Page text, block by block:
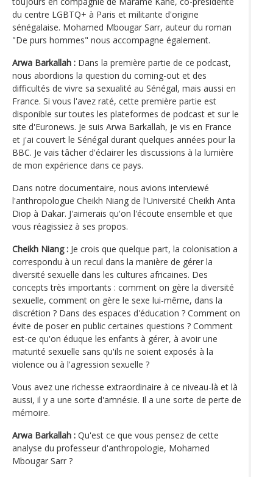
du centre LGBTQ+ à Paris et militante d'origine
sénégalaise. Mohamed Mbougar Sarr, auteur du roman
"De purs hommes" nous accompagne également.
Arwa Barkallah : Dans la première partie de ce podcast,
nous abordions la question du coming-out et des
difficultés de vivre sa sexualité au Sénégal, mais aussi en
France. Si vous l'avez raté, cette première partie est
disponible sur toutes les plateformes de podcast et sur le
site d'Euronews. Je suis Arwa Barkallah, je vis en France
et j'ai couvert le Sénégal durant quelques années pour la
BBC. Je vais tâcher d'éclairer les discussions à la lumière
de mon expérience dans ce pays.
Dans notre documentaire, nous avions interviewé
l'anthropologue Cheikh Niang de l'Université Cheikh Anta
Diop à Dakar. J'aimerais qu'on l'écoute ensemble et que
vous réagissiez à ses propos.
Cheikh Niang : Je crois que quelque part, la colonisation a
correspondu à un recul dans la manière de gérer la
diversité sexuelle dans les cultures africaines. Des
concepts très importants : comment on gère la diversité
sexuelle, comment on gère le sexe lui-même, dans la
discrétion ? Dans des espaces d'éducation ? Comment on
évite de poser en public certaines questions ? Comment
est-ce qu'on éduque les enfants à gérer, à avoir une
maturité sexuelle sans qu'ils ne soient exposés à la
violence ou à l'agression sexuelle ?
Vous avez une richesse extraordinaire à ce niveau-là et là
aussi, il y a une sorte d'amnésie. Il a une sorte de perte de
mémoire.
Arwa Barkallah : Qu'est ce que vous pensez de cette
analyse du professeur d'anthropologie, Mohamed
Mbougar Sarr ?